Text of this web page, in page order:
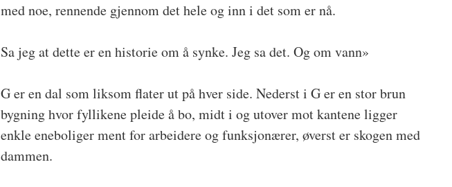
med noe, rennende gjennom det hele og inn i det som er nå.
Sa jeg at dette er en historie om å synke. Jeg sa det. Og om vann»
G er en dal som liksom flater ut på hver side. Nederst i G er en stor brun
bygning hvor fyllikene pleide å bo, midt i og utover mot kantene ligger
enkle eneboliger ment for arbeidere og funksjonærer, øverst er skogen med
dammen.